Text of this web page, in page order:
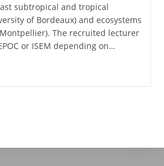
subtropical and tropical
of Bordeaux) and ecosystems
The recruited lecturer
or ISEM depending on…